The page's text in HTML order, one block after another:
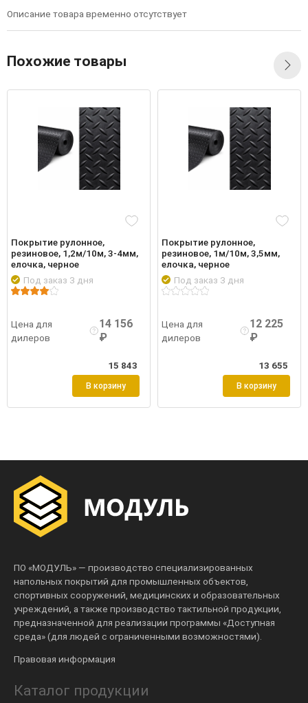
Описание товара временно отсутствует
Похожие товары
Покрытие рулонное,
резиновое, 1,2м/10м, 3-4мм,
елочка, черное
Под заказ 3 дня
Цена для
дилеров
14 156
₽
15 843
В корзину
Покрытие рулонное,
резиновое, 1м/10м, 3,5мм,
елочка, черное
Под заказ 3 дня
Цена для
дилеров
12 225
₽
13 655
В корзину
ПО «МОДУЛЬ» — производство специализированных
напольных покрытий для промышленных объектов,
спортивных сооружений, медицинских и образовательных
учреждений, а также производство тактильной продукции,
предназначенной для реализации программы «Доступная
среда» (для людей с ограниченными возможностями).
Правовая информация
Каталог продукции